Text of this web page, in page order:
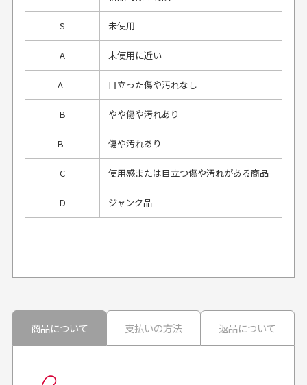
S 未使用
A 未使用に近い
A- 目立った傷や汚れなし
B やや傷や汚れあり
B- 傷や汚れあり
C 使用感または目立つ傷や汚れがある商品
D ジャンク品
30代男性
良かった！
30代男性
商品について 支払いの方法 返品について